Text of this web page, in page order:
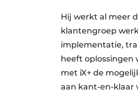
Hij werkt al meer
klantengroep
implementatie,
heeft oplossingen
met iX+ de
aan kant-en-klaar